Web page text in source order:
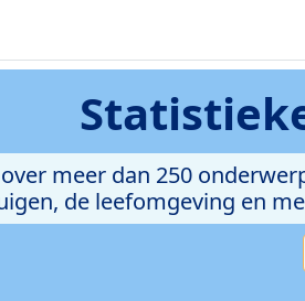
meer dan 250
de leefomgeving en